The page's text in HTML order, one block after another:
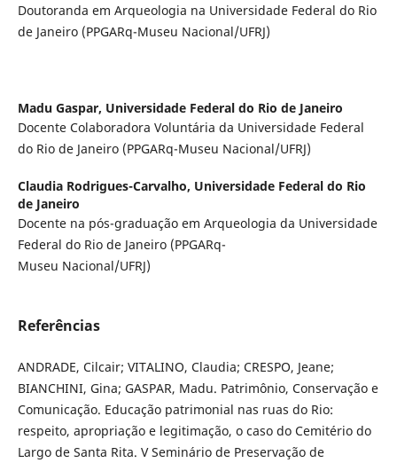
Doutoranda em Arqueologia na Universidade Federal do Rio
de Janeiro (PPGARq-Museu Nacional/UFRJ)
Madu Gaspar, Universidade Federal do Rio de Janeiro
Docente Colaboradora Voluntária da Universidade Federal
do Rio de Janeiro (PPGARq-Museu Nacional/UFRJ)
Claudia Rodrigues-Carvalho, Universidade Federal do Rio
de Janeiro
Docente na pós-graduação em Arqueologia da Universidade
Federal do Rio de Janeiro (PPGARq-
Museu Nacional/UFRJ)
Referências
ANDRADE, Cilcair; VITALINO, Claudia; CRESPO, Jeane;
BIANCHINI, Gina; GASPAR, Madu. Patrimônio, Conservação e
Comunicação. Educação patrimonial nas ruas do Rio:
respeito, apropriação e legitimação, o caso do Cemitério do
Largo de Santa Rita. V Seminário de Preservação de